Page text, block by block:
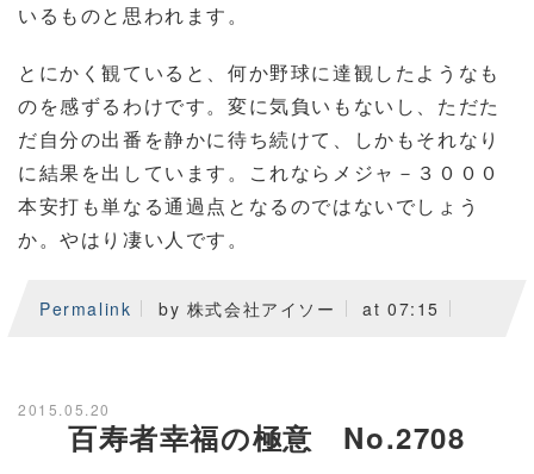
いるものと思われます。
とにかく観ていると、何か野球に達観したようなも
のを感ずるわけです。変に気負いもないし、ただた
だ自分の出番を静かに待ち続けて、しかもそれなり
に結果を出しています。これならメジャ－３０００
本安打も単なる通過点となるのではないでしょう
か。やはり凄い人です。
Permalink by 株式会社アイソー at 07:15
2015.05.20
百寿者幸福の極意 No.2708